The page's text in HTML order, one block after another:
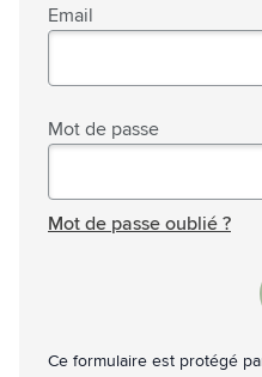
Email
Mot de passe
Mot de passe oublié ?
Ce formulaire est protégé